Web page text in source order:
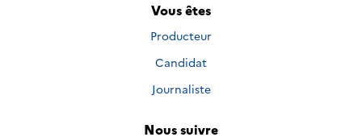
Vous êtes
Producteur
Candidat
Journaliste
Nous suivre